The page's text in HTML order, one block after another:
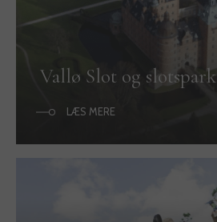
Vallø Slot og slotspark
LÆS MERE